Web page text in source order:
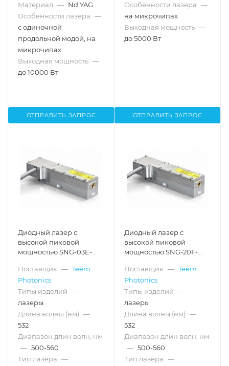
Материал — Nd:YAG
Особенности лазера —
с одиночной
продольной модой, на
микрочипах
Выходная мощность —
до 10000 Вт
ОТПРАВИТЬ ЗАПРОС
Особенности лазера —
на микрочипах
Выходная мощность —
до 5000 Вт
ОТПРАВИТЬ ЗАПРОС
Диодный лазер с
высокой пиковой
мощностью SNG-03E-
Поставщик — Teem
Photonics
Типы изделий —
лазеры
Длина волны (нм) —
532
Диапазон длин волн, нм
— 500-560
Тип лазера —
Диодный лазер с
высокой пиковой
мощностью SNG-20F-
Поставщик — Teem
Photonics
Типы изделий —
лазеры
Длина волны (нм) —
532
Диапазон длин волн, нм
— 500-560
Тип лазера —